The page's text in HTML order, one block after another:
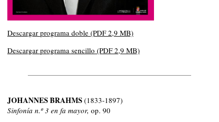
Descargar programa doble (PDF 2,9 MB)
Descargar programa sencillo (PDF 2,9 MB)
JOHANNES BRAHMS (1833-1897)
Sinfonía n.º 3 en fa mayor, op. 90